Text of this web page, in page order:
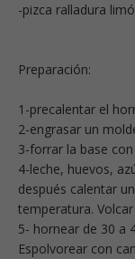
-pizca ralladura
Preparación:
1-precalentar el
2-engrasar un
3-forrar la base
4-leche, huevos,
después calentar
temperatura.
5- hornear de 30 a
Espolvorear con